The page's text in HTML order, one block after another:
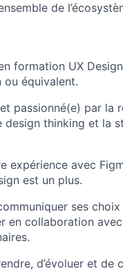
de
formation UX
ou équivalent.
passionné(e) par la
design thinking et la
expérience avec
est un plus.
ses
en collaboration
d’évoluer et de